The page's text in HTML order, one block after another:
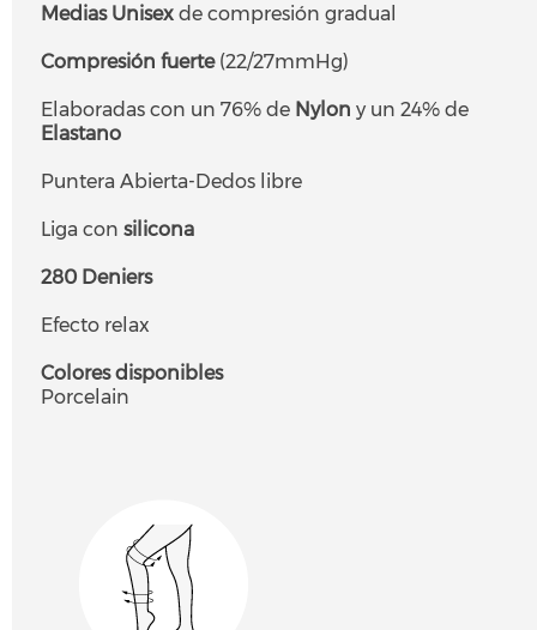
Medias Unisex de compresión gradual
Compresión fuerte(22/27mmHg)
Elaboradas con un 76% de Nylon y un 24% de
Elastano
Puntera Abierta-Dedos libre
Liga con silicona
280 Deniers
Efecto relax
Colores disponibles
Porcelain